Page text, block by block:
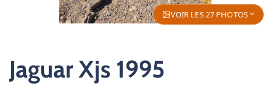
VOIR LES 27 PHOTOS
Jaguar Xjs 1995